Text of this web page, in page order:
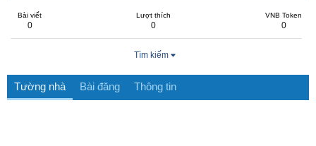
Bài viết
0
Lượt thích
0
VNB Token
0
Tìm kiếm
Tường nhà Bài đăng Thông tin